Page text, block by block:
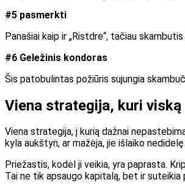
#5 pasmerkti
Panašiai kaip ir „Ristdre“, tačiau
#6 Geležinis kondoras
Šis patobulintas požiūris sujungia
Viena strategija, kuri viską
Viena strategija, į kurią dažnai
kyla aukštyn, ar mažėja, jie išlaiko
Priežastis, kodėl ji veikia, yra paprasta.
Tai ne tik apsaugo kapitalą, bet ir